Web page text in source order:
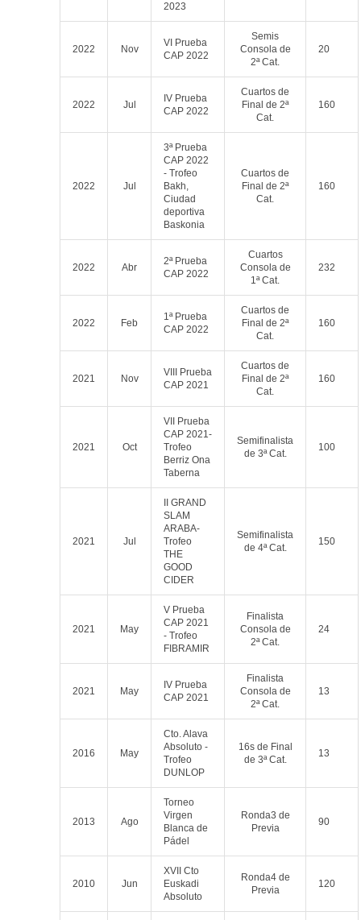
2023
2022 Nov
VI Prueba
CAP 2022
Semis
Consola de
2ª Cat.
20
2022 Jul
IV Prueba
CAP 2022
Cuartos de
Final de 2ª
Cat.
160
2022 Jul
3ª Prueba
CAP 2022
- Trofeo
Bakh,
Ciudad
deportiva
Baskonia
Cuartos de
Final de 2ª
Cat.
160
2022 Abr
2ª Prueba
CAP 2022
Cuartos
Consola de
1ª Cat.
232
2022 Feb
1ª Prueba
CAP 2022
Cuartos de
Final de 2ª
Cat.
160
2021 Nov
VIII Prueba
CAP 2021
Cuartos de
Final de 2ª
Cat.
160
2021 Oct
VII Prueba
CAP 2021-
Trofeo
Berriz Ona
Taberna
Semifinalista
de 3ª Cat.
100
2021 Jul
II GRAND
SLAM
ARABA-
Trofeo
THE
GOOD
CIDER
Semifinalista
de 4ª Cat.
150
2021 May
V Prueba
CAP 2021
- Trofeo
FIBRAMIR
Finalista
Consola de
2ª Cat.
24
2021 May
IV Prueba
CAP 2021
Finalista
Consola de
2ª Cat.
13
2016 May
Cto. Alava
Absoluto -
Trofeo
DUNLOP
16s de Final
de 3ª Cat.
13
2013 Ago
Torneo
Virgen
Blanca de
Pádel
Ronda3 de
Previa
90
2010 Jun
XVII Cto
Euskadi
Absoluto
Ronda4 de
Previa
120